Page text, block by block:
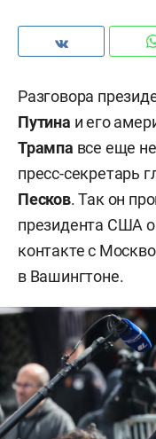
Разговора
Путина и его
Трампа все еще
пресс-секретарь
Песков. Так он
президента США о
контакте с
в Вашингтоне.